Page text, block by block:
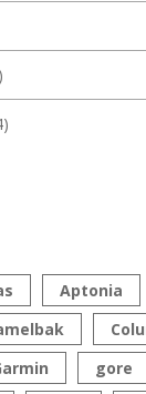
Aptonia
gore